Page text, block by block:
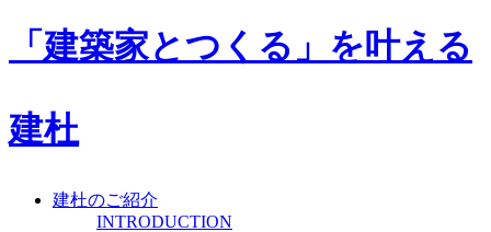
「建築家とつくる」 を叶える
建杜
建杜のご紹介
INTRODUCTION